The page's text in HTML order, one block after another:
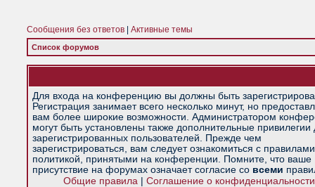
Сообщения без ответов Активные темы
Список форумов
Для входа на конференцию вы должны быть
Регистрация занимает всего несколько минут, но
вам более широкие возможности. Администратором
могут быть установлены также дополнительные привилегии
зарегистрированных пользователей. Прежде чем
зарегистрироваться, вам следует ознакомиться с
политикой, принятыми на конференции. Помните, что ваше
присутствие на форумах означает согласие со всеми
Общие правила| Соглашение о конфиденциальности